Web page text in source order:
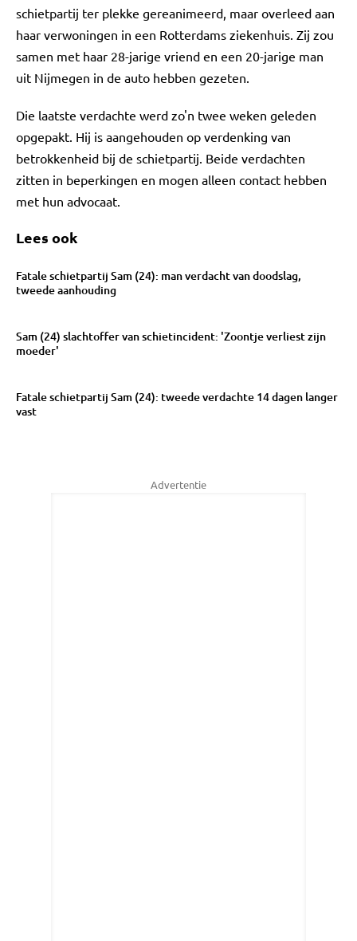
schietpartij ter plekke gereanimeerd, maar overleed aan
haar verwoningen in een Rotterdams ziekenhuis. Zij zou
samen met haar 28-jarige vriend en een 20-jarige man
uit Nijmegen in de auto hebben gezeten.
Die laatste verdachte werd zo'n twee weken geleden
opgepakt. Hij is aangehouden op verdenking van
betrokkenheid bij de schietpartij. Beide verdachten
zitten in beperkingen en mogen alleen contact hebben
met hun advocaat.
Lees ook
Fatale schietpartij Sam (24): man verdacht van doodslag,
tweede aanhouding
Sam (24) slachtoffer van schietincident: 'Zoontje verliest zijn
moeder'
Fatale schietpartij Sam (24): tweede verdachte 14 dagen langer
vast
Advertentie